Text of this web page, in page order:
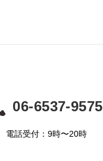
06-6537-9575
電話受付：9時〜20時